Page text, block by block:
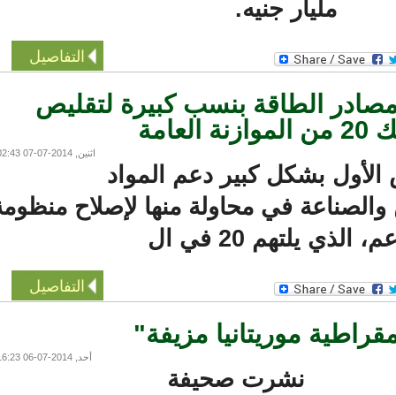
مليار جنيه.
التفاصيل
الطاقة بنسب كبيرة لتقليص
اثنين, 2014-07-07 02:43
بشكل كبير دعم المواد
في محاولة منها لإصلاح منظومة
يلتهم 20 في ال
التفاصيل
موريتانيا مزيفة"
نشرت صحيفة